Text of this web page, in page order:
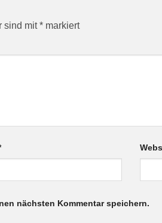
sind mit* markiert
nächsten Kommentar speichern.